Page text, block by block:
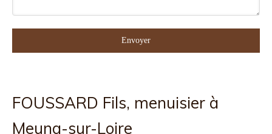
Envoyer
FOUSSARD Fils, menuisier à
Meung-sur-Loire